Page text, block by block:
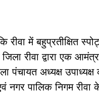
रीवा में बहुप्रतीक्षित
रीवा द्वारा एक
पंचायत अध्यक्ष
नगर पालिक निगम